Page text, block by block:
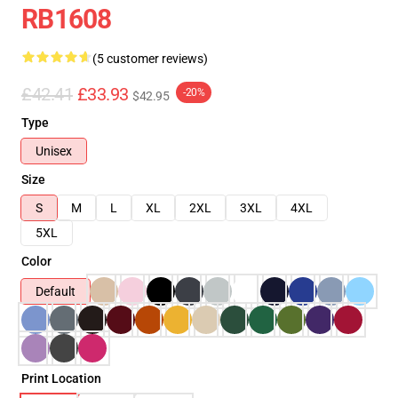
RB1608
(5 customer reviews)
£42.41 £33.93 $42.95 -20%
Type
Unisex
Size
S
M L XL 2XL 3XL
4XL
5XL
Color
Default
Print Location